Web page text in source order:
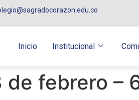
Inicio Institucional
de febrero –